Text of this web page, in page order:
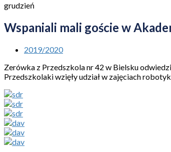
grudzień
Wspaniali mali goście w
2019/2020
Zerówka z Przedszkola nr 42 w Bielsku
Przedszkolaki wzięły udział w zajęciach